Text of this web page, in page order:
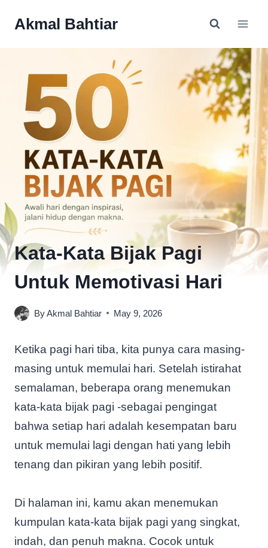
Akmal Bahtiar
Kata-Kata Bijak Pagi
Untuk Memotivasi Hari
ByAkmal Bahtiar May 9, 2026
Ketika pagi hari tiba, kita punya cara masing-
masing untuk memulai hari. Setelah istirahat
semalaman, beberapa orang menemukan
kata-kata bijak pagi -sebagai pengingat
bahwa setiap hari adalah kesempatan baru
untuk memulai lagi dengan hati yang lebih
tenang dan pikiran yang lebih positif.
Di halaman ini, kamu akan menemukan
kumpulan kata-kata bijak pagi yang singkat,
indah, dan penuh makna. Cocok untuk